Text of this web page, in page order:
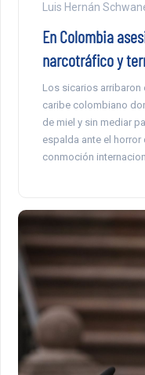
Luis Hernán
En Colombia
narcotráfico y
Los sicarios arribaron
caribe colombiano
de miel y sin mediar
espalda ante el
conmoción